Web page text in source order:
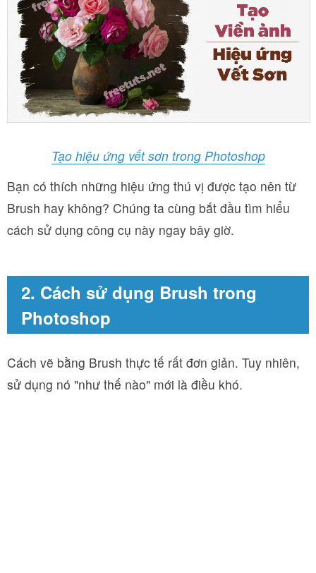
Tạo hiệu ứng vết sơn trong Photoshop
Bạn có thích những hiệu ứng thú vị được tạo nên từ
Brush hay không? Chúng ta cùng bắt đầu tìm hiểu
cách sử dụng công cụ này ngay bây giờ.
2. Cách sử dụng Brush trong
Photoshop
Cách vẽ bằng Brush thực tế rất đơn giản. Tuy nhiên,
sử dụng nó "như thế nào" mới là điều khó.